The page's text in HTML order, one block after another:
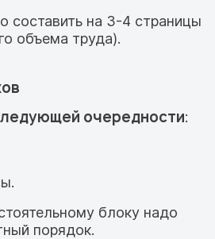
составить на 3-4 страницы
объема труда).
очередности:
блоку надо
порядок.